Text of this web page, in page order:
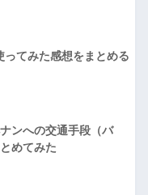
てみた感想をまとめる
ンへの交通手段（バ
めてみた